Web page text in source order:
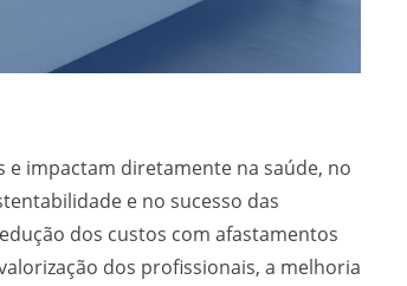
e impactam diretamente na saúde, no
e no sucesso das
dos custos com afastamentos
dos profissionais, a melhoria